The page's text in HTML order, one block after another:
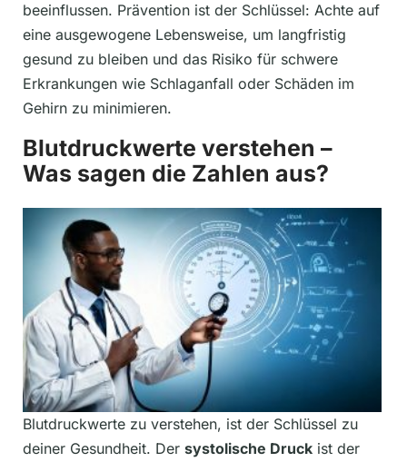
beeinflussen. Prävention ist der Schlüssel: Achte auf
eine ausgewogene Lebensweise, um langfristig
gesund zu bleiben und das Risiko für schwere
Erkrankungen wie Schlaganfall oder Schäden im
Gehirn zu minimieren.
Blutdruckwerte verstehen –
Was sagen die Zahlen aus?
Blutdruckwerte zu verstehen, ist der Schlüssel zu
deiner Gesundheit. Der systolische Druck ist der